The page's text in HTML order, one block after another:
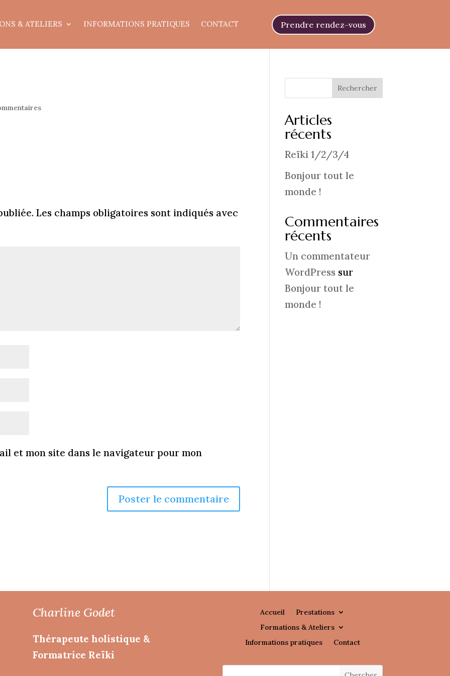
& ATELIERS INFORMATIONS PRATIQUES CONTACT Prendre rendez-vous
Les champs obligatoires sont indiqués avec
et mon site dans le navigateur pour mon
Rechercher
Articles
récents
Reïki 1/2/3/4
Bonjour tout le
monde !
Commentaires
récents
Un commentateur
WordPress sur
Bonjour tout le
monde !
Charline Godet
Thérapeute holistique &
Formatrice Reïki
Accueil
Prestations
Formations & Ateliers
Informations pratiques
Contact